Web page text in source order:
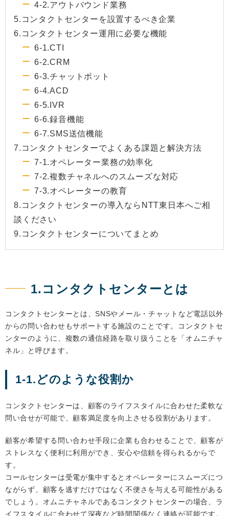
4-2.アウトバウンド業務
5.コンタクトセンターを設置するべき企業
6.コンタクトセンター運用に必要な機能
6-1.CTI
6-2.CRM
6-3.チャットボット
6-4.ACD
6-5.IVR
6-6.録音機能
6-7.SMS送信機能
7.コンタクトセンターでよくある課題と解決方法
7-1.オペレーター業務の効率化
7-2.複数チャネルへのスムーズな対応
7-3.オペレーターの教育
8.コンタクトセンターの導入ならNTT東日本へご相
談ください
9.コンタクトセンターについてまとめ
1.コンタクトセンターとは
コンタクトセンターとは、SNSやメール・チャットなど電話以外
からの問い合わせもサポートする施設のことです。コンタクトセ
ンターのように、複数の通信経路を取り扱うことを「オムニチャ
ネル」と呼びます。
1-1.どのような役割か
コンタクトセンターは、顧客のライフスタイルに合わせた柔軟な
問い合せが可能で、顧客満足度を向上させる役割があります。
顧客が希望する問い合わせ手段に企業も合わせることで、顧客が
ストレスなく便利に利用ができ、安心や信頼を得られるからで
す。
コールセンターは受電が集中するとオペレーターにスムーズにつ
ながらず、顧客を逃すだけではなく不便さを与える可能性がある
でしょう。オムニチャネルであるコンタクトセンターの場合、ラ
イフスタイルに合わせて深夜など時間関係なく連絡が可能です。